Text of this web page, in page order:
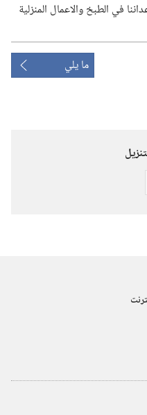
في الطبخ والاعمال المنزلية
ما يلي